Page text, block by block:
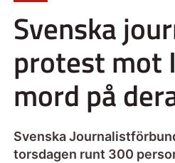
Svenska
protest mot
mord på
Svenska
torsdagen runt 300